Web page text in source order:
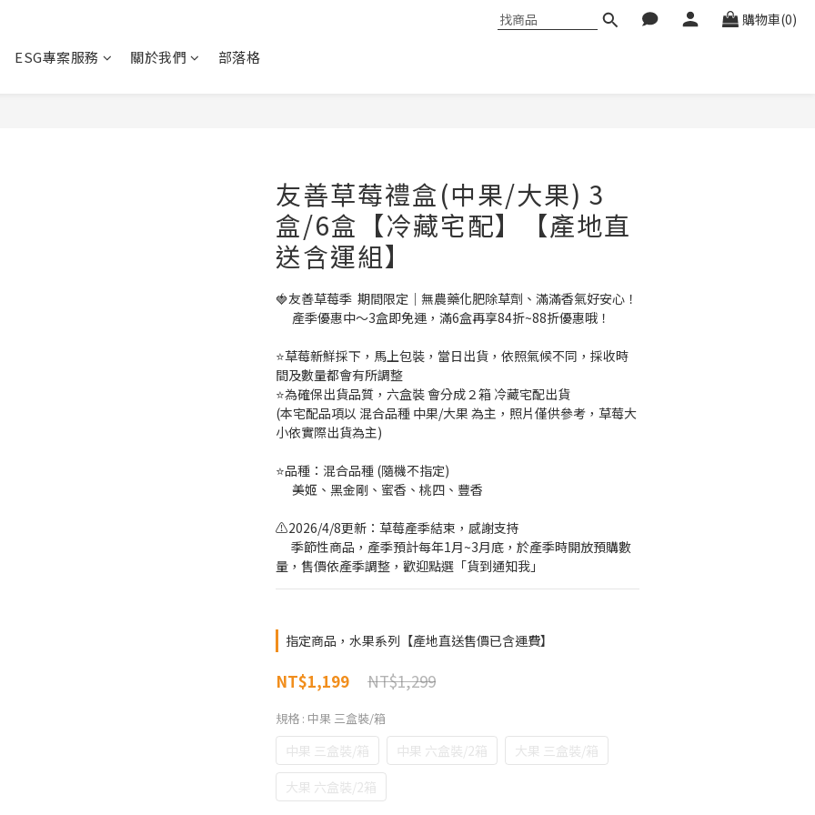
購物車(0)
ESG專案服務 關於我們 部落格
友善草莓禮盒(中果/大果) 3
盒/6盒【冷藏宅配】【產地直
送含運組】
🍓友善草莓季  期間限定｜無農藥化肥除草劑、滿滿香氣好安心！
      產季優惠中～3盒即免運，滿6盒再享84折~88折優惠哦！
⭐️草莓新鮮採下，馬上包裝，當日出貨，依照氣候不同，採收時
間及數量都會有所調整
⭐️為確保出貨品質，六盒裝 會分成２箱 冷藏宅配出貨
(本宅配品項以 混合品種 中果/大果 為主，照片僅供參考，草莓大
小依實際出貨為主)
⭐️品種：混合品種 (隨機不指定)
      美姬、黑金剛、蜜香、桃四、豐香
⚠️2026/4/8更新：草莓產季結束，感謝支持
季節性商品，產季預計每年1月~3月底，於產季時開放預購數
量，售價依產季調整，歡迎點選「貨到通知我」
指定商品，水果系列【產地直送售價已含運費】
NT$1,299
NT$1,199
規格 : 中果 三盒裝/箱
中果 三盒裝/箱 中果 六盒裝/2箱
大果 三盒裝/箱
大果 六盒裝/2箱